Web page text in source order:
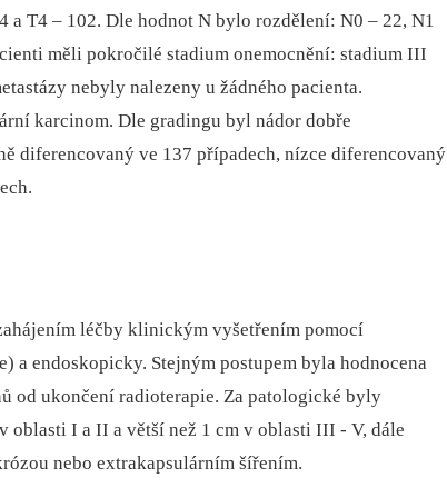
a T4 –⁠ 102. Dle hodnot N bylo rozdělení: N0 –⁠ 22, N1
měli pokročilé stadium onemocnění: stadium III
nebyly nalezeny u žádného pacienta.
karcinom. Dle gradingu byl nádor dobře
diferencovaný ve 137 případech, nízce diferencovaný
léčby klinickým vyšetřením pomocí
a endoskopicky. Stejným postupem byla hodnocena
od ukončení radioterapie. Za patologické byly
oblasti I a II a větší než 1 cm v oblasti III -⁠ V, dále
nebo extrakapsulárním šířením.